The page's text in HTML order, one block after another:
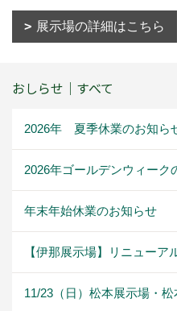
展示場の詳細はこちら
おしらせ｜すべて
2026年 夏季休業のお知ら
2026年ゴールデンウィーク
年末年始休業のお知らせ
【伊那展示場】リニュー
11/23（日）松本展示場・